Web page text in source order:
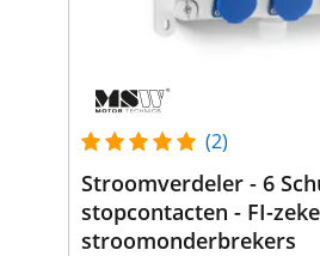
(2)
Stroomverdeler - 6
stopcontacten - FI-
stroomonderbrekers